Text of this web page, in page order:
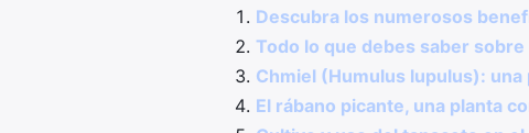
Descubra los numerosos
Todo lo que debes saber
Chmiel (Humulus lupulus):
El rábano picante, una planta